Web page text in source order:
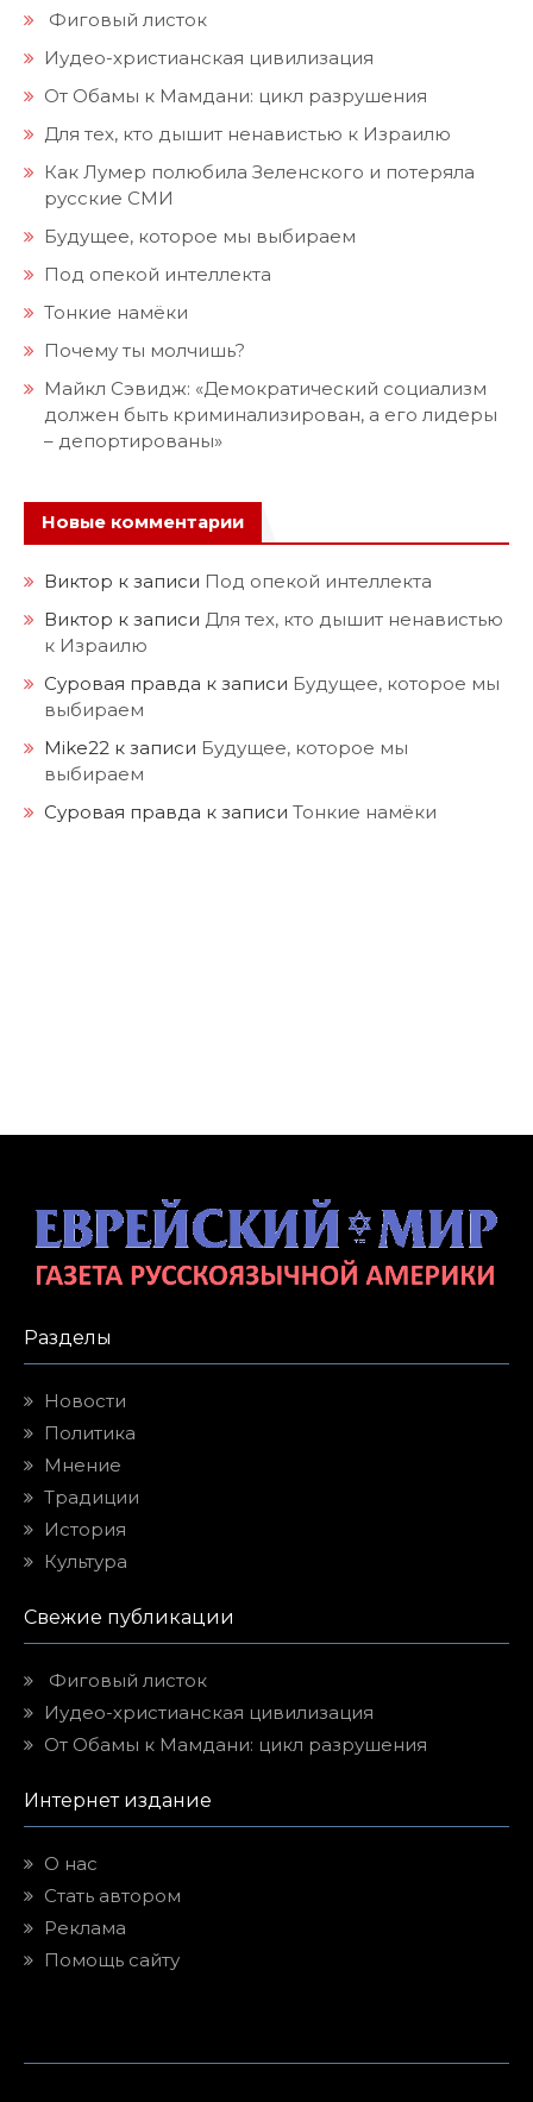
Фиговый листок
Иудео-христианская цивилизация
От Обамы к Мамдани: цикл разрушения
Для тех, кто дышит ненавистью к Израилю
Как Лумер полюбила Зеленского и потеряла
русские СМИ
Будущее, которое мы выбираем
Под опекой интеллекта
Тонкие намёки
Почему ты молчишь?
Майкл Сэвидж: «Демократический социализм
должен быть криминализирован, а его лидеры
– депортированы»
Новые комментарии
Виктор к записи Под опекой интеллекта
Виктор к записи Для тех, кто дышит ненавистью
к Израилю
Суровая правда к записи Будущее, которое мы
выбираем
Mike22 к записи Будущее, которое мы
выбираем
Суровая правда к записи Тонкие намёки
Разделы
Новости
Политика
Мнение
Традиции
История
Культура
Свежие публикации
Фиговый листок
Иудео-христианская цивилизация
От Обамы к Мамдани: цикл разрушения
Интернет издание
О нас
Стать автором
Реклама
Помощь сайту